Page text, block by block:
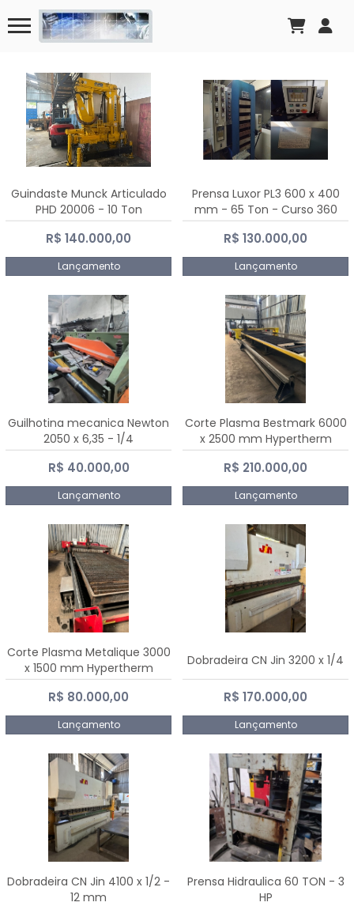
Guindaste Munck Articulado
PHD 20006 - 10 Ton
R$ 140.000,00
Lançamento
Prensa Luxor PL3 600 x 400
mm - 65 Ton - Curso 360
mm
R$ 130.000,00
Lançamento
Guilhotina mecanica Newton
2050 x 6,35 - 1/4
R$ 40.000,00
Lançamento
Corte Plasma Bestmark 6000
x 2500 mm Hypertherm
MaxPro 200
R$ 210.000,00
Lançamento
Corte Plasma Metalique 3000
x 1500 mm Hypertherm
Powermax 45 xp
R$ 80.000,00
Lançamento
Dobradeira CN Jin 3200 x 1/4
R$ 170.000,00
Lançamento
Dobradeira CN Jin 4100 x 1/2 -
12 mm
Prensa Hidraulica 60 TON - 3
HP